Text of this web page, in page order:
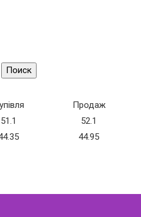
Поиск
Продаж
51.1
52.1
44.95